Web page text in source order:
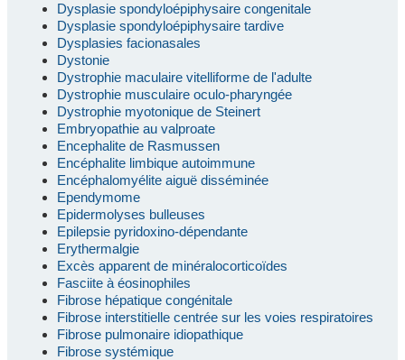
Dysplasie spondyloépiphysaire congenitale
Dysplasie spondyloépiphysaire tardive
Dysplasies facionasales
Dystonie
Dystrophie maculaire vitelliforme de l'adulte
Dystrophie musculaire oculo-pharyngée
Dystrophie myotonique de Steinert
Embryopathie au valproate
Encephalite de Rasmussen
Encéphalite limbique autoimmune
Encéphalomyélite aiguë disséminée
Ependymome
Epidermolyses bulleuses
Epilepsie pyridoxino-dépendante
Erythermalgie
Excès apparent de minéralocorticoïdes
Fasciite à éosinophiles
Fibrose hépatique congénitale
Fibrose interstitielle centrée sur les voies respiratoires
Fibrose pulmonaire idiopathique
Fibrose systémique